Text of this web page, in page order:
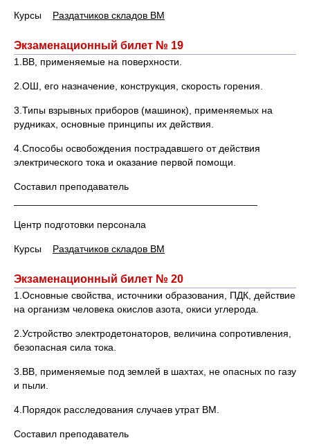
Курсы Раздатчиков складов ВМ
Экзаменационный билет № 19
1.ВВ, применяемые на поверхности.
2.ОШ, его назначение, конструкция, скорость горения.
3.Типы взрывных приборов (машинок), применяемых на
рудниках, основные принципы их действия.
4.Способы освобождения пострадавшего от действия
электрического тока и оказание первой помощи.
Составил преподаватель
Центр подготовки персонала
Курсы Раздатчиков складов ВМ
Экзаменационный билет № 20
1.Основные свойства, источники образования, ПДК, действие
на организм человека окислов азота, окиси углерода.
2.Устройство электродетонаторов, величина сопротивления,
безопасная сила тока.
3.ВВ, применяемые под землей в шахтах, не опасных по газу
и пыли.
4.Порядок расследования случаев утрат ВМ.
Составил преподаватель